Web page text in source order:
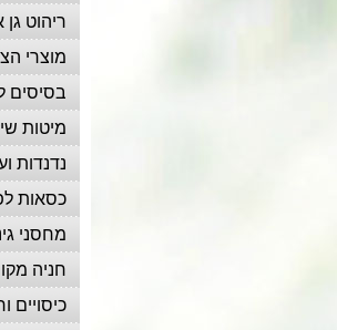
ריהוט גן
מוצרי
בסיסים
מיטות
נדנדות
כסאות
מחסני
חניה
כיסויים